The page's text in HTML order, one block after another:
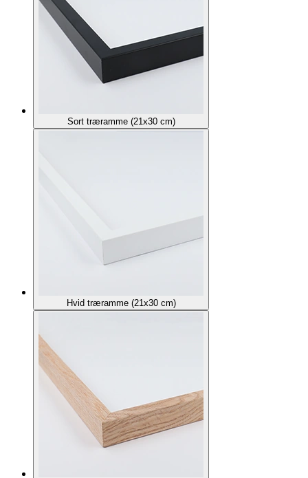
Sort træramme (21x30 cm)
Hvid træramme (21x30 cm)